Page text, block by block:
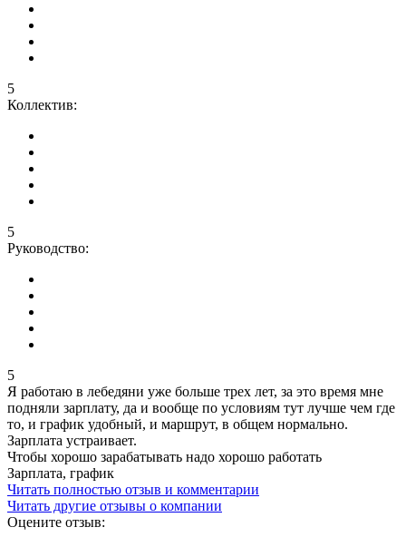
5
Коллектив:
5
Руководство:
5
Я работаю в лебедяни уже больше трех лет, за это время мне
подняли зарплату, да и вообще по условиям тут лучше чем где
то, и график удобный, и маршрут, в общем нормально.
Зарплата устраивает.
Чтобы хорошо зарабатывать надо хорошо работать
Зарплата, график
Читать полностью отзыв и комментарии
Читать другие отзывы о компании
Оцените отзыв: